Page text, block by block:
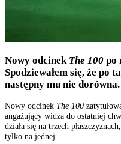
Nowy odcinek The 100 po
Spodziewałem się, że po
następny mu nie
Nowy odcinek The 100
angażujący widza do ostatniej
działa się na trzech
tylko na jednej.